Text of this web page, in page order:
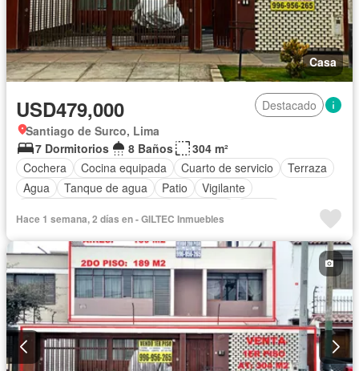
Casa
USD479,000
Destacado
Santiago de Surco, Lima
7 Dormitorios
8 Baños
304 m²
Cochera
Cocina equipada Cuarto de servicio
Terraza
Agua
Tanque de agua Patio
Vigilante
Sin amoblar
Hace 1 semana, 2 días en - GILTEC Inmuebles